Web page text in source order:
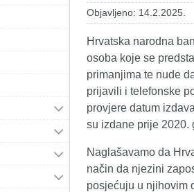
Objavljeno: 14.2.2025.
Hrvatska narodna
osoba koje se
primanjima te nude
prijavili i telefonske
provjere datum
su izdane prije 2020.
Naglašavamo da
način da njezini
posjećuju u njihovim